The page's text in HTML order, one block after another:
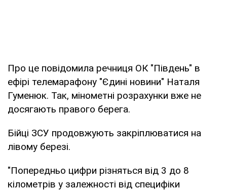
Про це повідомила речниця ОК "Південь" в
ефірі телемарафону "Єдині новини" Наталя
Гуменюк. Так, мінометні розрахунки вже не
досягають правого берега.
Бійці ЗСУ продовжують закріплюватися на
лівому березі.
"Попередньо цифри різняться від 3 до 8
кілометрів у залежності від специфіки